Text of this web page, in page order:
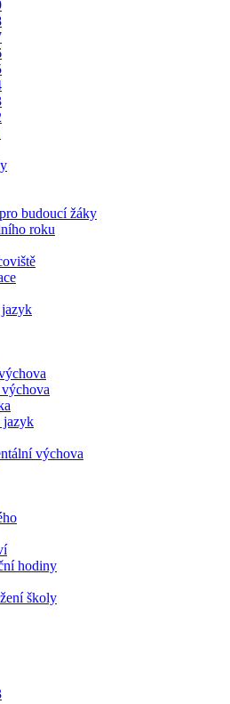
budoucí žáky
roku
jazyk
výchova
hodiny
školy